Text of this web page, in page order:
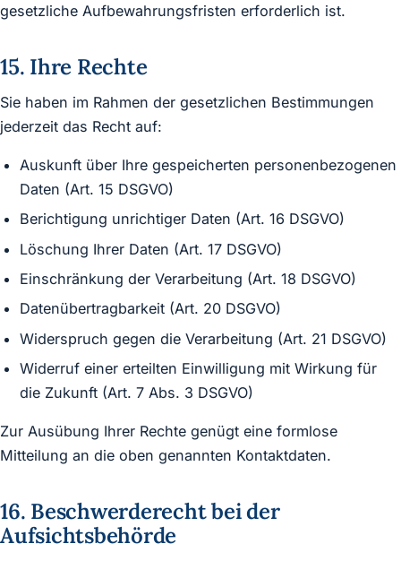
gesetzliche Aufbewahrungsfristen erforderlich ist.
15. Ihre Rechte
Sie haben im Rahmen der gesetzlichen Bestimmungen
jederzeit das Recht auf:
Auskunft über Ihre gespeicherten personenbezogenen
Daten (Art. 15 DSGVO)
Berichtigung unrichtiger Daten (Art. 16 DSGVO)
Löschung Ihrer Daten (Art. 17 DSGVO)
Einschränkung der Verarbeitung (Art. 18 DSGVO)
Datenübertragbarkeit (Art. 20 DSGVO)
Widerspruch gegen die Verarbeitung (Art. 21 DSGVO)
Widerruf einer erteilten Einwilligung mit Wirkung für
die Zukunft (Art. 7 Abs. 3 DSGVO)
Zur Ausübung Ihrer Rechte genügt eine formlose
Mitteilung an die oben genannten Kontaktdaten.
16. Beschwerderecht bei der
Aufsichtsbehörde